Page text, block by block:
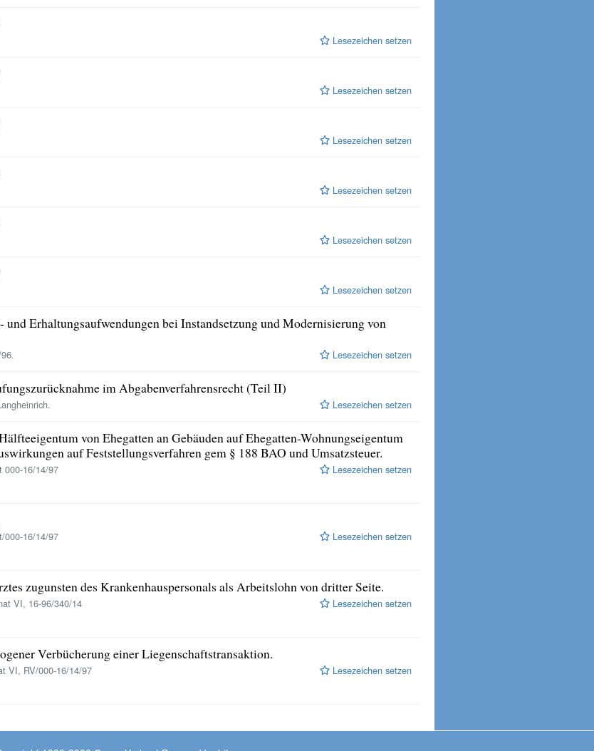
Lesezeichen setzen
Lesezeichen setzen
Lesezeichen setzen
Lesezeichen setzen
Lesezeichen setzen
Lesezeichen setzen
Erhaltungsaufwendungen bei Instandsetzung und Modernisierung von
Lesezeichen setzen
im Abgabenverfahrensrecht (Teil II)
Lesezeichen setzen
von Ehegatten an Gebäuden auf Ehegatten-Wohnungseigentum
auf Feststellungsverfahren gem § 188 BAO und Umsatzsteuer.
000-16/14/97
Lesezeichen setzen
000-16/14/97
Lesezeichen setzen
zugunsten des Krankenhauspersonals als Arbeitslohn von dritter Seite.
VI, 16-96/340/14
Lesezeichen setzen
Verbücherung einer Liegenschaftstransaktion.
VI, RV/000-16/14/97
Lesezeichen setzen